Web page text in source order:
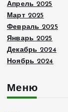
Апрель 2025
Март 2025
Февраль 2025
Январь 2025
Декабрь 2024
Ноябрь 2024
Меню